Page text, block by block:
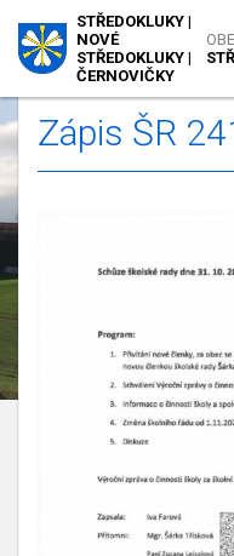
STŘEDOKLUKY |
NOVÉ
STŘEDOKLUKY |
ČERNOVIČKY
Zápis ŠR